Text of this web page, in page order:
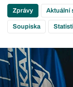
Zprávy Aktuální
Soupiska